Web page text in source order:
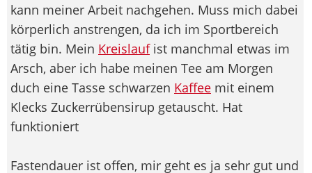
kann meiner Arbeit nachgehen. Muss mich dabei
körperlich anstrengen, da ich im Sportbereich
tätig bin. Mein Kreislaufist manchmal etwas im
Arsch, aber ich habe meinen Tee am Morgen
duch eine Tasse schwarzen Kaffee mit einem
Klecks Zuckerrübensirup getauscht. Hat
funktioniert
Fastendauer ist offen, mir geht es ja sehr gut und